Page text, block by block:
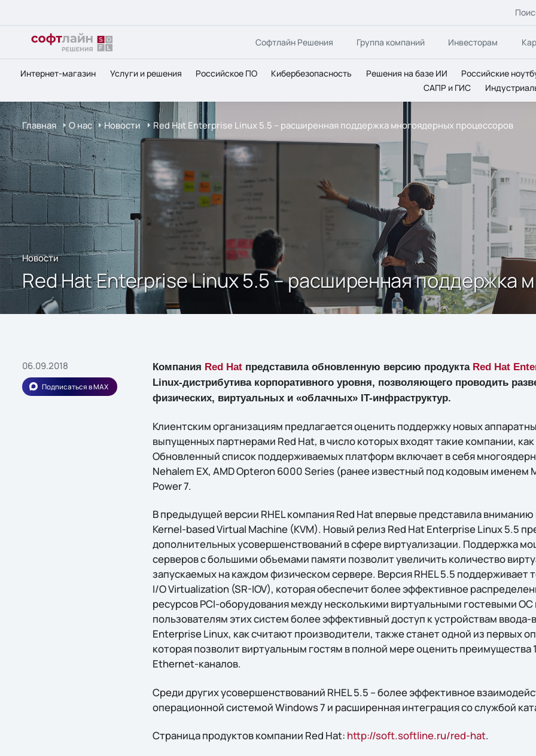
Софтлайн Решения Группа компаний Инвесторам
Интернет-магазин Услуги и решения Российское ПО Кибербезопасность Решения на базе ИИ Российские
САПР и ГИС
Главная О нас Новости Red Hat Enterprise Linux 5.5 – расширенная поддержка многоядерных процессоров
Новости
Red Hat Enterprise Linux 5.5 – расширенная поддержка
06.09.2018
Подписаться в MAX
Компания Red Hatпредставила обновленную версию продукта Red Hat
Linux-дистрибутива корпоративного уровня, позволяющего проводить
физических, виртуальных и «облачных» IT-инфраструктур.
Клиентским организациям предлагается оценить поддержку новых
выпущенных партнерами Red Hat, в число которых входят такие компании, как
Обновленный список поддерживаемых платформ включает в себя
Nehalem EX, AMD Opteron 6000 Series (ранее известный под кодовым именем
Power 7.
В предыдущей версии RHEL компания Red Hat впервые представила
Kernel-based Virtual Machine (KVM). Новый релиз Red Hat Enterprise Linux 5.5
дополнительных усовершенствований в сфере виртуализации. Поддержка
серверов с большими объемами памяти позволит увеличить количество
запускаемых на каждом физическом сервере. Версия RHEL 5.5 поддерживает
I/O Virtualization (SR-IOV), которая обеспечит более эффективное
ресурсов PCI-оборудования между несколькими виртуальными гостевыми ОС
пользователям этих систем более эффективный доступ к устройствам ввода-
Enterprise Linux, как считают производители, также станет одной из первых
которая позволит виртуальным гостям в полной мере оценить преимущества
Ethernet-каналов.
Среди других усовершенствований RHEL 5.5 – более эффективное
операционной системой Windows 7 и расширенная интеграция со службой
Страница продуктов компании Red Hat: http://soft.softline.ru/red-hat.